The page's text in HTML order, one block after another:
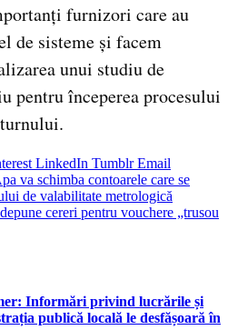
furnizori care au
de sisteme și facem
unui studiu de
pentru începerea procesului
LinkedIn Tumblr Email
va schimba contoarele care se
de valabilitate metrologică
cereri pentru vouchere „trusou
Informări privind lucrările și
publică locală le desfășoară în